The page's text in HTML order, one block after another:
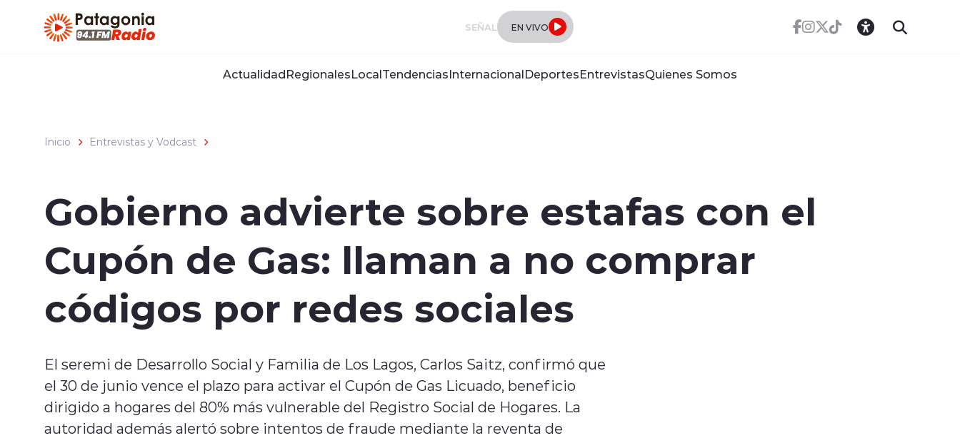
SEÑAL EN VIVO
ActualidadRegionalesLocalTendenciasInternacionalDeportesEntrevistasQuienes Somos
Inicio Entrevistas y Vodcast
Gobierno advierte sobre estafas con el
Cupón de Gas: llaman a no comprar
códigos por redes sociales
El seremi de Desarrollo Social y Familia de Los Lagos, Carlos Saitz, confirmó que
el 30 de junio vence el plazo para activar el Cupón de Gas Licuado, beneficio
dirigido a hogares del 80% más vulnerable del Registro Social de Hogares. La
autoridad además alertó sobre intentos de fraude mediante la reventa de